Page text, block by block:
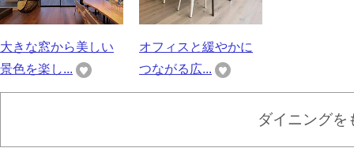
大きな窓から美しい
景色を楽し...
オフィスと緩やかに
つながる広...
ダイニングを